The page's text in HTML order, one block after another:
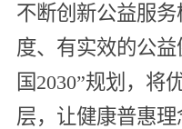
不断创新公益服
度、有实效的公
国2030”规划，将
层，让健康普惠